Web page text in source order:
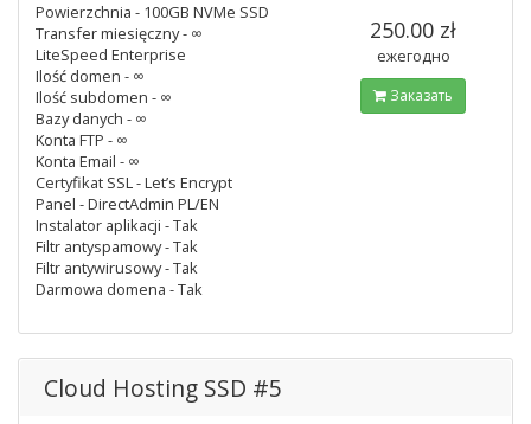
Powierzchnia - 100GB NVMe SSD
Transfer miesięczny - ∞
LiteSpeed Enterprise
Ilość domen - ∞
Ilość subdomen - ∞
Bazy danych - ∞
Konta FTP - ∞
Konta Email - ∞
Certyfikat SSL - Let’s Encrypt
Panel - DirectAdmin PL/EN
Instalator aplikacji - Tak
Filtr antyspamowy - Tak
Filtr antywirusowy - Tak
Darmowa domena - Tak
250.00 zł
ежегодно
Заказать
Cloud Hosting SSD #5